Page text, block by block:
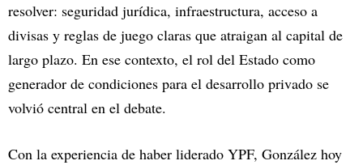
resolver: seguridad jurídica, infraestructura, acceso a
divisas y reglas de juego claras que atraigan al capital de
largo plazo. En ese contexto, el rol del Estado como
generador de condiciones para el desarrollo privado se
volvió central en el debate.
Con la experiencia de haber liderado YPF, González hoy